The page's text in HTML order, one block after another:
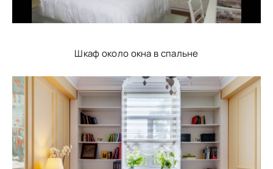
Шкаф около окна в спальне